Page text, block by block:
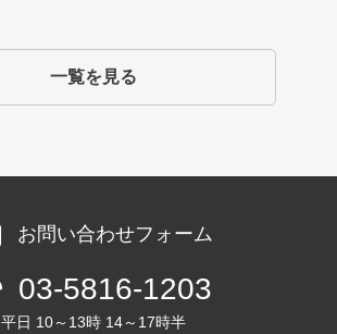
一覧を見る
お問い合わせフォーム
03-5816-1203
平日 10～13時 14～17時半